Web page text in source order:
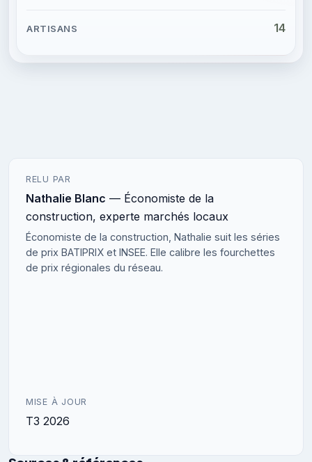
14
RELU PAR
Nathalie Blanc — Économiste de la
construction, experte marchés locaux
Économiste de la construction, Nathalie suit les séries
de prix BATIPRIX et INSEE. Elle calibre les fourchettes
de prix régionales du réseau.
MISE À JOUR
T3 2026